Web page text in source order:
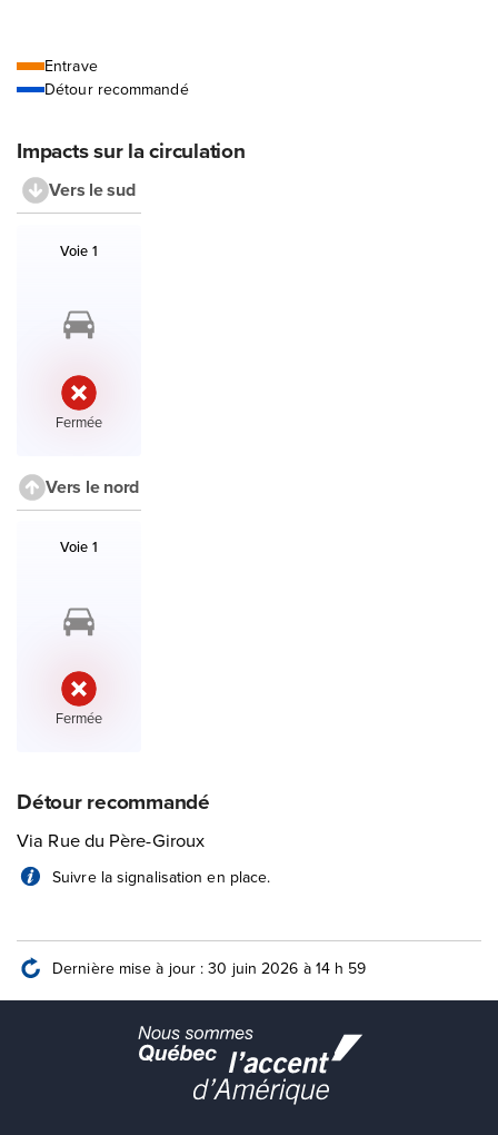
Légende
Entrave
Détour recommandé
Impacts sur la circulation
Vers le sud
Voie 1
État :
Fermée
Vers le nord
Voie 1
État :
Fermée
Détour recommandé
Via Rue du Père-Giroux
Suivre la signalisation en place.
Dernière mise à jour : 30 juin 2026 à 14 h 59